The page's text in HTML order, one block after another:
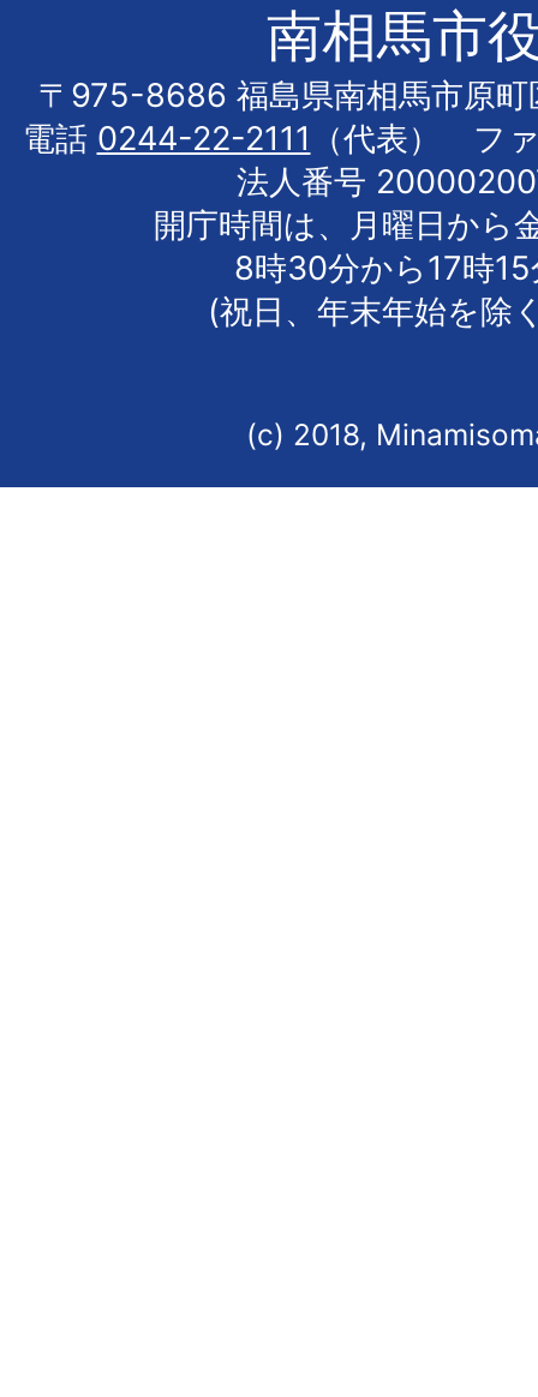
南相馬市
〒975-8686 福島県南相馬市原町
電話 0244-22-2111
（代表） フ
法人番号
開庁時間は、月曜日から
8時30分から17時
(祝日、年末年始を除
(c) 2018,